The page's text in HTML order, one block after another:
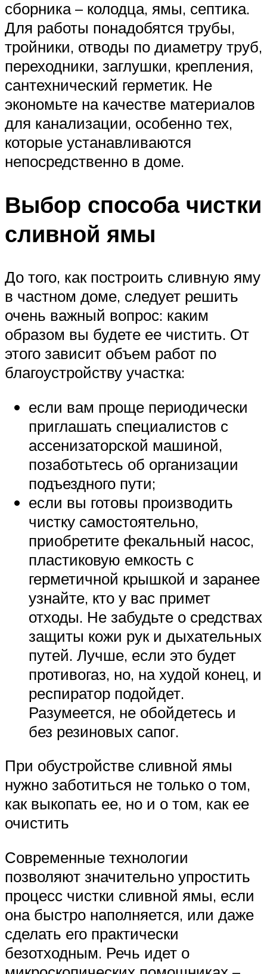
сборника – колодца, ямы, септика.
Для работы понадобятся трубы,
тройники, отводы по диаметру труб,
переходники, заглушки, крепления,
сантехнический герметик. Не
экономьте на качестве материалов
для канализации, особенно тех,
которые устанавливаются
непосредственно в доме.
Выбор способа чистки
сливной ямы
До того, как построить сливную яму
в частном доме, следует решить
очень важный вопрос: каким
образом вы будете ее чистить. От
этого зависит объем работ по
благоустройству участка:
если вам проще периодически
приглашать специалистов с
ассенизаторской машиной,
позаботьтесь об организации
подъездного пути;
если вы готовы производить
чистку самостоятельно,
приобретите фекальный насос,
пластиковую емкость с
герметичной крышкой и заранее
узнайте, кто у вас примет
отходы. Не забудьте о средствах
защиты кожи рук и дыхательных
путей. Лучше, если это будет
противогаз, но, на худой конец, и
респиратор подойдет.
Разумеется, не обойдетесь и
без резиновых сапог.
При обустройстве сливной ямы
нужно заботиться не только о том,
как выкопать ее, но и о том, как ее
очистить
Современные технологии
позволяют значительно упростить
процесс чистки сливной ямы, если
она быстро наполняется, или даже
сделать его практически
безотходным. Речь идет о